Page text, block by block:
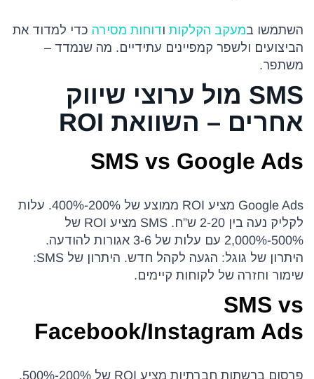
השתמשו במעקב הקלקות ודוחות מסירה כדי למדוד את
הביצועים ולשפר קמפיינים עתידיים. מה שנמדד –
משתפר.
SMS מול ערוצי שיווק
אחרים – השוואת ROI
SMS vs Google Ads
Google Ads מציע ROI ממוצע של 200%-400%. עלות
לקליק נעה בין 2-20 ש”ח. SMS מציע ROI של
500%-2,000% עם עלות של 3-6 אגורות להודעה.
היתרון של גוגל: הגעה לקהל חדש. היתרון של SMS:
שימור וחזרה של לקוחות קיימים.
SMS vs
Facebook/Instagram Ads
פרסום ברשתות חברתיות מציע ROI של 200%-500%.